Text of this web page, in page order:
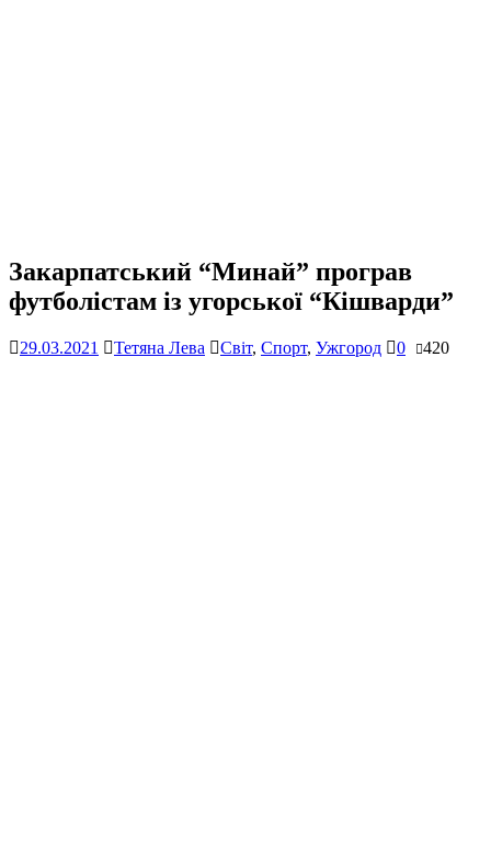
Закарпатський “Минай” програв
футболістам із угорської “Кішварди”
29.03.2021 Тетяна Лева Світ, Спорт, Ужгород 0 420